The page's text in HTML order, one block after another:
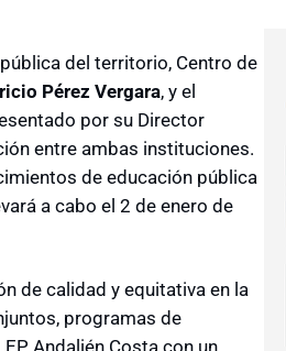
del territorio, Centro de
Pérez Vergara, y el
por su Director
entre ambas instituciones.
de educación pública
a cabo el 2 de enero de
de calidad y equitativa en la
programas de
Andalién Costa con un